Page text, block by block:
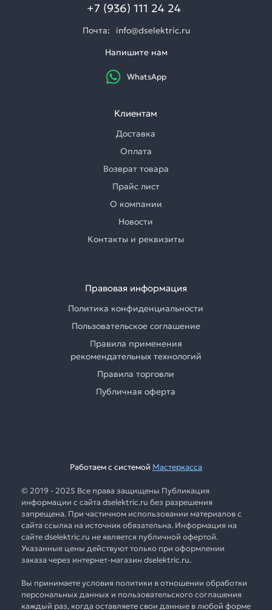
+7 (936) 111 24 24
Почта:
info@dselektric.ru
Напишите нам
WhatsApp
Клиентам
Доставка
Оплата
Возврат товара
Прайс лист
О компании
Новости
Контакты и реквизиты
Правовая информация
Политика конфиденциальности
Пользовательское соглашение
Правила применения
рекомендательных технологий
Правила торговли
Публичная оферта
Работаем с системой Мастеркасса
© 2019 - 2025 Все права защищены Публикация
информации с сайта dselektric.ru без разрешения
запрещена. При частичном использовании материалов с
сайта ссылка на источник обязательна. Информация на
сайте dselektric.ru не является публичной офертой.
Указанные цены действуют только при оформлении
заказа через интернет-магазин dselektric.ru.
Вы принимаете условия политики в отношении обработки
персональных данных и пользовательского соглашения
каждый раз, когда оставляете свои данные в любой форме